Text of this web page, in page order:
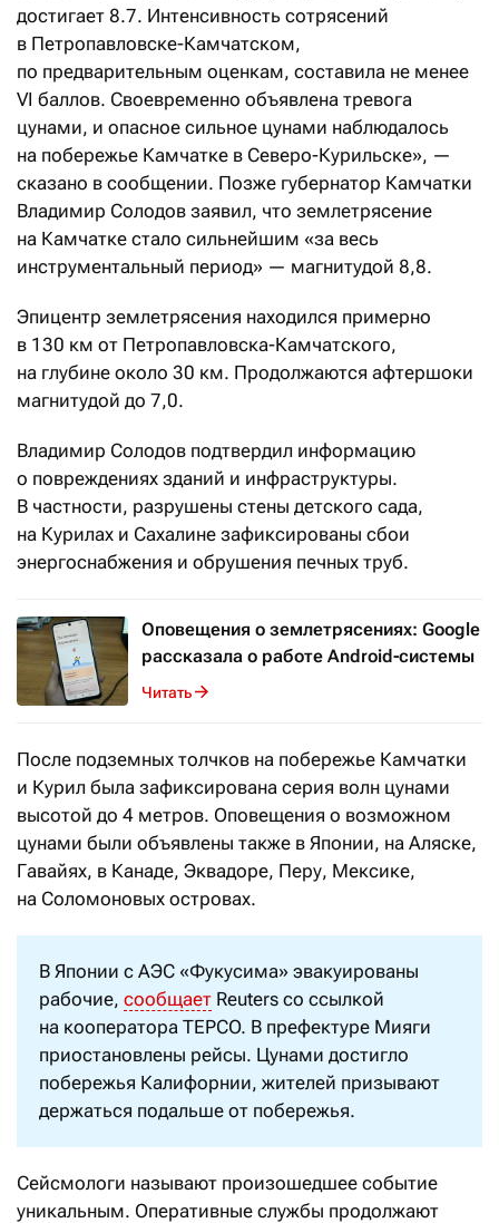
достигает 8.7. Интенсивность сотрясений
в Петропавловске-Камчатском,
по предварительным оценкам, составила не менее
VI баллов. Своевременно объявлена тревога
цунами, и опасное сильное цунами наблюдалось
на побережье Камчатке в Северо-Курильске», —
сказано в сообщении. Позже губернатор Камчатки
Владимир Солодов заявил, что землетрясение
на Камчатке стало сильнейшим «за весь
инструментальный период» — магнитудой 8,8.
Эпицентр землетрясения находился примерно
в 130 км от Петропавловска-Камчатского,
на глубине около 30 км. Продолжаются афтершоки
магнитудой до 7,0.
Владимир Солодов подтвердил информацию
о повреждениях зданий и инфраструктуры.
В частности, разрушены стены детского сада,
на Курилах и Сахалине зафиксированы сбои
энергоснабжения и обрушения печных труб.
Оповещения о землетрясениях: Google
рассказала о работе Android-системы
Читать
После подземных толчков на побережье Камчатки
и Курил была зафиксирована серия волн цунами
высотой до 4 метров. Оповещения о возможном
цунами были объявлены также в Японии, на Аляске,
Гавайях, в Канаде, Эквадоре, Перу, Мексике,
на Соломоновых островах.
В Японии с АЭС «Фукусима» эвакуированы
рабочие, сообщает Reuters со ссылкой
на кооператора TEPCO. В префектуре Мияги
приостановлены рейсы. Цунами достигло
побережья Калифорнии, жителей призывают
держаться подальше от побережья.
Сейсмологи называют произошедшее событие
уникальным. Оперативные службы продолжают